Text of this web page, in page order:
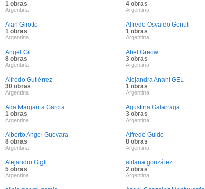
1 obras
Argentina
4 obras
Argentina
Alan Girotto
1 obras
Argentina
Alfredo Osvaldo Gentili
1 obras
Argentina
Angel Gil
8 obras
Argentina
Abel Greow
3 obras
Argentina
Alfredo Gutiérrez
30 obras
Argentina
Alejandra Anahi GEL
1 obras
Argentina
Ada Margarita Garcia
1 obras
Argentina
Agustina Galarraga
3 obras
Argentina
Alberto Angel Guevara
8 obras
Argentina
Alfredo Guido
8 obras
Argentina
Alejandro Gigli
5 obras
Argentina
aldana gonzález
2 obras
Argentina